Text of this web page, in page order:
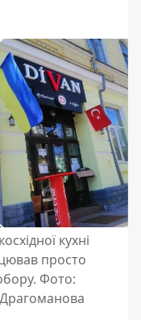
кухні
просто
Фото: